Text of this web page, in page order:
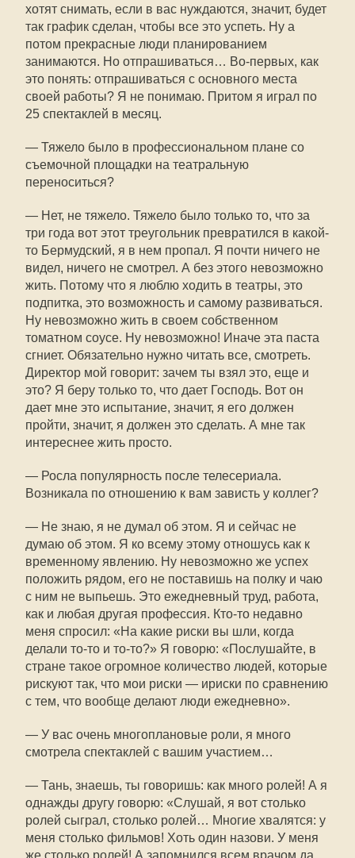
хотят снимать, если в вас нуждаются, значит, будет
так график сделан, чтобы все это успеть. Ну а
потом прекрасные люди планированием
занимаются. Но отпрашиваться… Во-первых, как
это понять: отпрашиваться с основного места
своей работы? Я не понимаю. Притом я играл по
25 спектаклей в месяц.
— Тяжело было в профессиональном плане со
съемочной площадки на театральную
переноситься?
— Нет, не тяжело. Тяжело было только то, что за
три года вот этот треугольник превратился в какой-
то Бермудский, я в нем пропал. Я почти ничего не
видел, ничего не смотрел. А без этого невозможно
жить. Потому что я люблю ходить в театры, это
подпитка, это возможность и самому развиваться.
Ну невозможно жить в своем собственном
томатном соусе. Ну невозможно! Иначе эта паста
сгниет. Обязательно нужно читать все, смотреть.
Директор мой говорит: зачем ты взял это, еще и
это? Я беру только то, что дает Господь. Вот он
дает мне это испытание, значит, я его должен
пройти, значит, я должен это сделать. А мне так
интереснее жить просто.
— Росла популярность после телесериала.
Возникала по отношению к вам зависть у коллег?
— Не знаю, я не думал об этом. Я и сейчас не
думаю об этом. Я ко всему этому отношусь как к
временному явлению. Ну невозможно же успех
положить рядом, его не поставишь на полку и чаю
с ним не выпьешь. Это ежедневный труд, работа,
как и любая другая профессия. Кто-то недавно
меня спросил: «На какие риски вы шли, когда
делали то-то и то-то?» Я говорю: «Послушайте, в
стране такое огромное количество людей, которые
рискуют так, что мои риски — ириски по сравнению
с тем, что вообще делают люди ежедневно».
— У вас очень многоплановые роли, я много
смотрела спектаклей с вашим участием…
— Тань, знаешь, ты говоришь: как много ролей! А я
однажды другу говорю: «Слушай, я вот столько
ролей сыграл, столько ролей… Многие хвалятся: у
меня столько фильмов! Хоть один назови. У меня
же столько ролей! А запомнился всем врачом да